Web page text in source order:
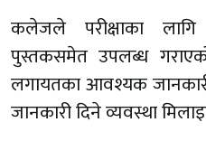
कलेजले परीक्षाका लागि
पुस्तकसमेत उपलब्ध
लगायतका आवश्यक
जानकारी दिने व्यवस्था